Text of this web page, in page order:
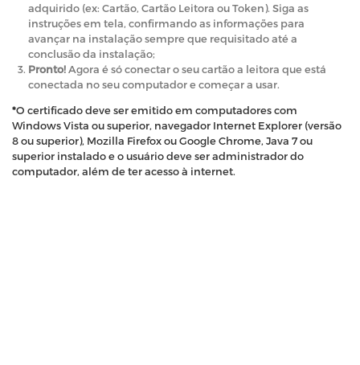
adquirido (ex: Cartão, Cartão Leitora ou Token). Siga as
instruções em tela, confirmando as informações para
avançar na instalação sempre que requisitado até a
conclusão da instalação;
Pronto!Agora é só conectar o seu cartão a leitora que está
conectada no seu computador e começar a usar.
*O certificado deve ser emitido em computadores com
Windows Vista ou superior, navegador Internet Explorer (versão
8 ou superior), Mozilla Firefox ou Google Chrome, Java 7 ou
superior instalado e o usuário deve ser administrador do
computador, além de ter acesso à internet.